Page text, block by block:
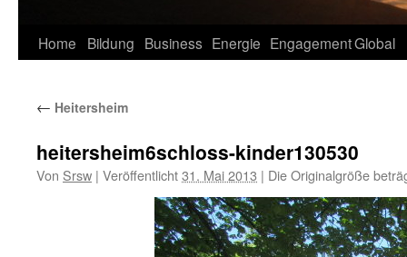
Home Bildung Business Energie EngagementGlobal
← Heitersheim
heitersheim6schloss-kinder130530
Von Srsw | Veröffentlicht31. Mai 2013 | Die Originalgröße